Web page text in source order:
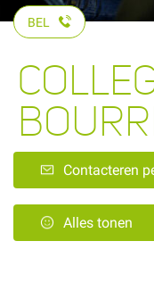
BEL
Contacteren
Alles tonen